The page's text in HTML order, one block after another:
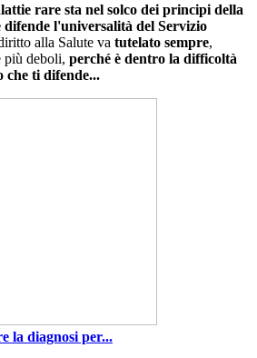
rare sta nel solco dei principi della
difende l'universalità del Servizio
alla Salute va tutelato sempre,
più deboli, perché è dentro la difficoltà
che ti difende...
la diagnosi per...